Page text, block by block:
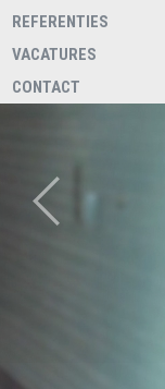
REFERENTIES
VACATURES
CONTACT